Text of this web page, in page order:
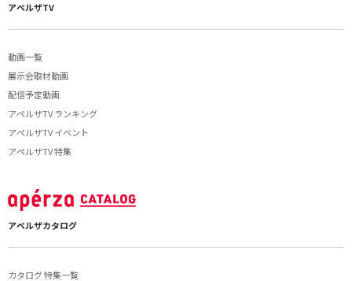
アペルザTV
動画一覧
展示会取材動画
配信予定動画
アペルザTV ランキング
アペルザTV イベント
アペルザTV 特集
アペルザカタログ
カタログ 特集一覧